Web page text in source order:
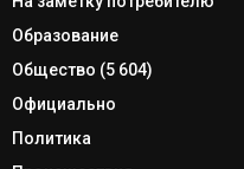
Образование
Общество (5 604)
Официально
Политика